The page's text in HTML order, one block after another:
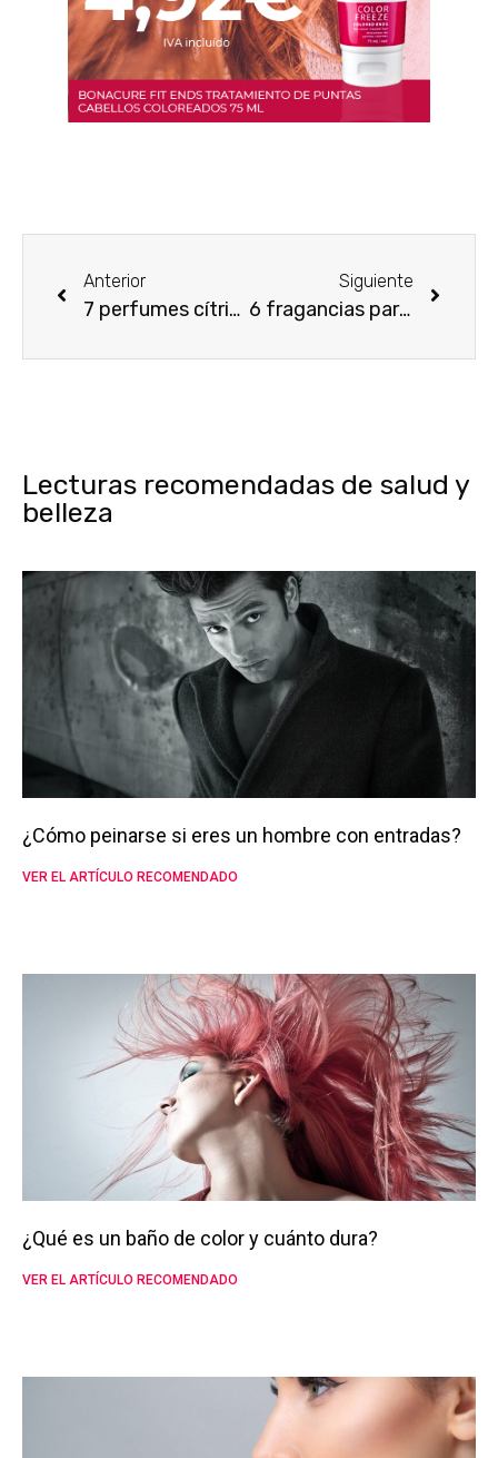
Anterior
7 perfumes cítricos que no te puedes perder en temporadas frescas
Siguiente
6 fragancias para el invierno que no puedes dejar de usar en el 2018
Lecturas recomendadas de salud y
belleza
¿Cómo peinarse si eres un hombre con entradas?
VER EL ARTÍCULO RECOMENDADO
¿Qué es un baño de color y cuánto dura?
VER EL ARTÍCULO RECOMENDADO